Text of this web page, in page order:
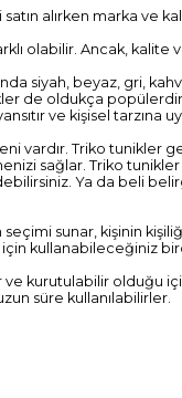
alırken marka ve
olabilir. Ancak,
siyah, beyaz, gri,
de oldukça
ve kişisel tarzına
vardır. Triko
sağlar. Triko
Ya da beli
sunar, kişinin
kullanabileceğiniz
kurutulabilir olduğu
süre kullanılabilirler.